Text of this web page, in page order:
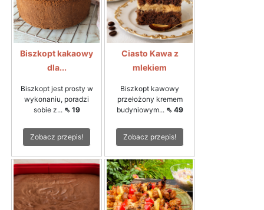
Biszkopt kakaowy
dla...
Biszkopt jest prosty w
wykonaniu, poradzi
sobie z... ⇖ 19
Zobacz przepis!
Ciasto Kawa z
mlekiem
Biszkopt kawowy
przełożony kremem
budyniowym... ⇖ 49
Zobacz przepis!